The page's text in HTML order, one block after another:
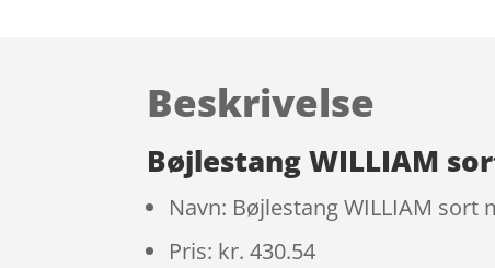
Beskrivelse
Bøjlestang WILLIAM
Navn: Bøjlestang WILLIAM sort
Pris: kr. 430.54